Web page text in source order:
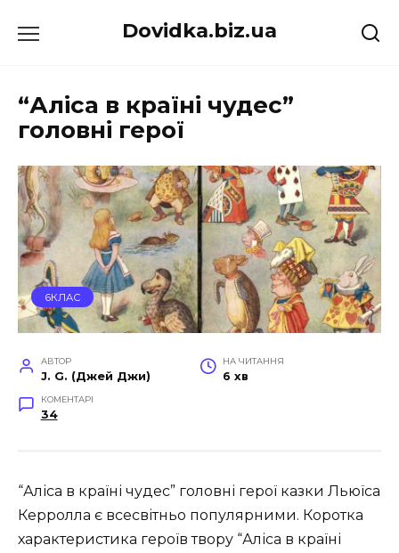
до
Dovidka.biz.ua
“Аліса в країні чудес”
головні герої
6КЛАС
АВТОР
J. G. (Джей Джи)
НА ЧИТАННЯ
6 хв
КОМЕНТАРІ
34
“Аліса в країні чудес” головні герої казки Льюїса
Керролла є всесвітньо популярними. Коротка
характеристика героїв твору “Аліса в країні